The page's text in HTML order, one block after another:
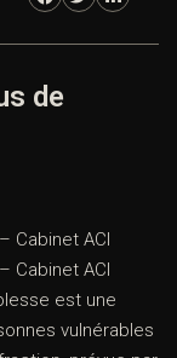
de
Cabinet ACI
Cabinet ACI
est une
vulnérables